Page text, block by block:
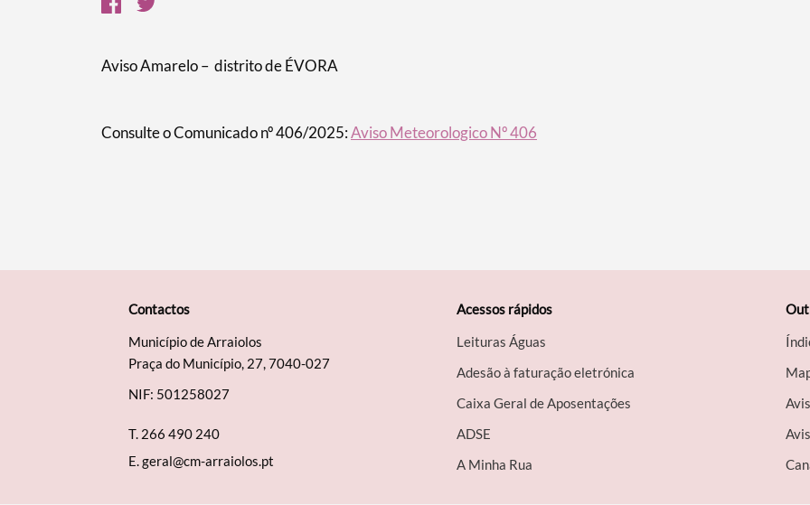
Aviso Amarelo – distrito de ÉVORA
Consulte o Comunicado nº 406/2025:Aviso Meteorologico Nº 406
Contactos
Município de Arraiolos
Praça do Município, 27, 7040-027
NIF: 501258027
T. 266 490 240
E.geral@cm-arraiolos.pt
Acessos rápidos
Leituras Águas
Adesão à faturação eletrónica
Caixa Geral de Aposentações
A​DSE
A Minha Rua